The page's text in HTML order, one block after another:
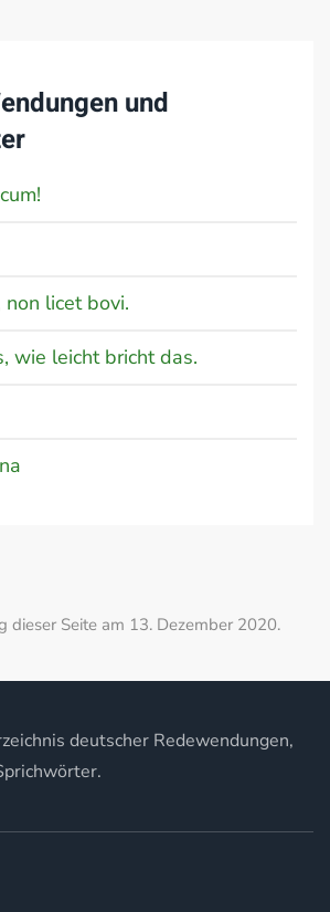
und
licet bovi.
wie leicht bricht das.
dieser Seite am 13. Dezember 2020.
deutscher Redewendungen,